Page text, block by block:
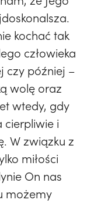
kochać tak
człowieka
czy później –
wolę oraz
wtedy, gdy
cierpliwie i
W związku z
miłości
On nas
możemy